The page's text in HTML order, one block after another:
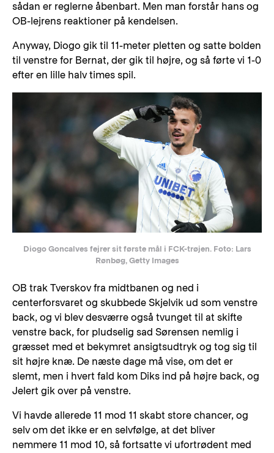
sådan er reglerne åbenbart. Men man forstår hans og
OB-lejrens reaktioner på kendelsen.
Anyway, Diogo gik til 11-meter pletten og satte bolden
til venstre for Bernat, der gik til højre, og så førte vi 1-0
efter en lille halv times spil.
Diogo Goncalves fejrer sit første mål i FCK-trøjen. Foto: Lars
Rønbøg, Getty Images
OB trak Tverskov fra midtbanen og ned i
centerforsvaret og skubbede Skjelvik ud som venstre
back, og vi blev desværre også tvunget til at skifte
venstre back, for pludselig sad Sørensen nemlig i
græsset med et bekymret ansigtsudtryk og tog sig til
sit højre knæ. De næste dage må vise, om det er
slemt, men i hvert fald kom Diks ind på højre back, og
Jelert gik over på venstre.
Vi havde allerede 11 mod 11 skabt store chancer, og
selv om det ikke er en selvfølge, at det bliver
nemmere 11 mod 10, så fortsatte vi ufortrødent med